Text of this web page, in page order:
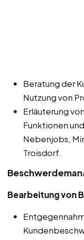
Beratung der
Nutzung von
Erläuterung
Funktionen
Nebenjobs,
Troisdorf.
Bearbeitung von